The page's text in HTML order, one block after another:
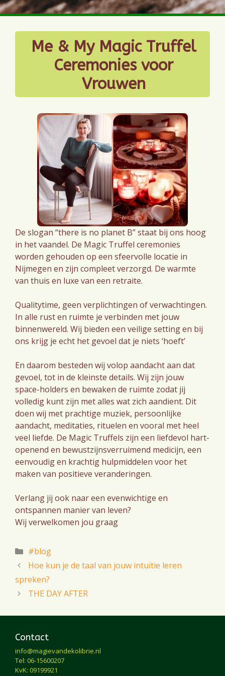
Me & My Magic Truffel
Ceremonies voor
Vrouwen
De slogan “there is no planet B” staat bij ons hoog
in het vaandel. De Magic Truffel ceremonies
worden gehouden op een sfeervolle locatie in
Nijmegen en zijn compleet verzorgd. De warmte
van thuis en luxe van een retraite.
Qualitytime, geen verplichtingen of verwachtingen.
In alle rust en ruimte je verbinden met jouw
binnenwereld. Wij bieden een veilige setting en bij
ons krijg je echt het gevoel dat je niets ‘hoeft’
En daarom besteden wij volop aandacht aan dat
gevoel, tot in de kleinste details. Wij zijn jouw
space-holders en bewaken de ruimte zodat jij
volledig kunt zijn met alles wat zich aandient. Dit
doen wij met prachtige muziek, persoonlijke
aandacht, meditaties, rituelen en vooral met heel
veel liefde. De Magic Truffels zijn een liefdevol hart-
openend en bewustzijnsverruimend medicijn, een
eenvoudig en krachtig hulpmiddelen voor het
maken van positieve veranderingen.
Verlang jij ook naar een evenwichtige en
ontspannen manier van leven?
Wij verwelkomen jou graag
Categorieën
#blog
Hoe kun je de taal van jouw intuïtie leren
spreken?
THE DAY AFTER
Contact
info@magievandekolibrie.nl
Tel: 06-15600207
KvK: 09199921